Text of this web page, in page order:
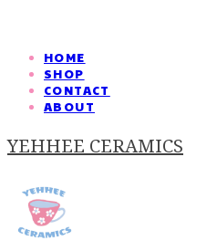
HOME
SHOP
CONTACT
ABOUT
YEHHEE CERAMICS